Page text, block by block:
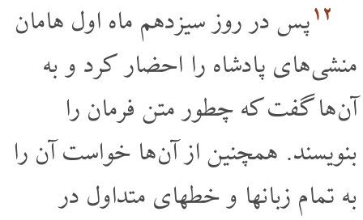
۱۲پس در روز سیزدهم ماه اول هامان
منشی های پادشاه را احضار کرد و به
آن ها گفت که چطور متن فرمان را
بنویسند. همچنین از آن ها خواست آن را
به تمام زبانها و خطهای متداول در